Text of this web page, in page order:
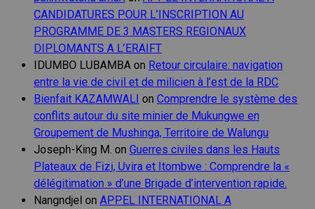
CANDIDATURES POUR L’INSCRIPTION AU
PROGRAMME DE 3 MASTERS REGIONAUX
DIPLOMANTS A L’ERAIFT
IDUMBO LUBAMBA on Retour circulaire: navigation
entre la vie de civil et de milicien à l’est de la RDC
Bienfait KAZAMWALI on Comprendre le système des
conflits autour du site minier de Mukungwe en
Groupement de Mushinga, Territoire de Walungu
Joseph-King M. on Guerres civiles dans les Hauts
Plateaux de Fizi, Uvira et Itombwe : Comprendre la «
délégitimation » d’une Brigade d’intervention rapide.
Nangndjel on APPEL INTERNATIONAL A